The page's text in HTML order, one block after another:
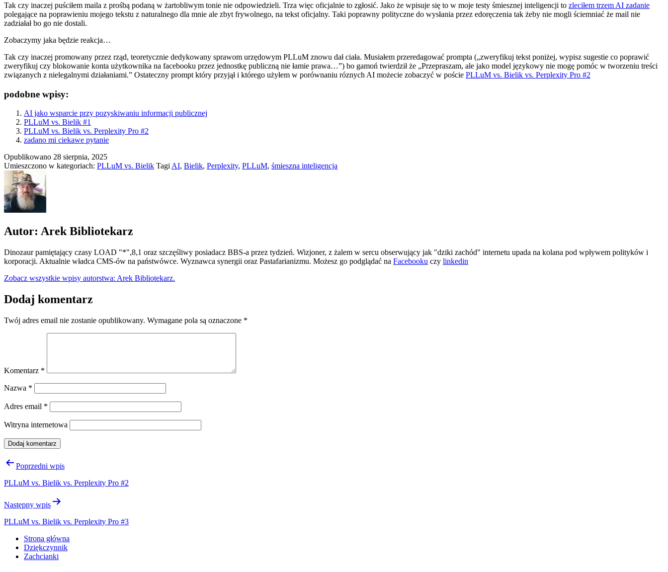
Tak czy inaczej puściłem maila z prośbą podaną w żartobliwym tonie nie odpowiedzieli. Trza więc oficjalnie to zgłosić. Jako że wpisuje się to w moje testy śmiesznej inteligencji to zleciłem trzem AI zadanie
polegające na poprawieniu mojego tekstu z naturalnego dla mnie ale zbyt frywolnego, na tekst oficjalny. Taki poprawny polityczne do wysłania przez edoręczenia tak żeby nie mogli ściemniać że mail nie
zadziałał bo go nie dostali.
Zobaczymy jaka będzie reakcja…
Tak czy inaczej promowany przez rząd, teoretycznie dedykowany sprawom urzędowym PLLuM znowu dał ciała. Musiałem przeredagować prompta („zweryfikuj tekst poniżej, wypisz sugestie co poprawić
zweryfikuj czy blokowanie konta użytkownika na facebooku przez jednostkę publiczną nie łamie prawa…”) bo gamoń twierdził że „Przepraszam, ale jako model językowy nie mogę pomóc w tworzeniu treści
związanych z nielegalnymi działaniami.” Ostateczny prompt który przyjął i którego użyłem w porównaniu róznych AI możecie zobaczyć w poście PLLuM vs. Bielik vs. Perplexity Pro #2
podobne wpisy:
AI jako wsparcie przy pozyskiwaniu informacji publicznej
PLLuM vs. Bielik #1
PLLuM vs. Bielik vs. Perplexity Pro #2
zadano mi ciekawe pytanie
Opublikowano 28 sierpnia, 2025
Umieszczono w kategoriach: PLLuM vs. Bielik Tagi AI, Bielik, Perplexity, PLLuM, śmieszna inteligencja
Autor: Arek Bibliotekarz
Dinozaur pamiętający czasy LOAD "*",8,1 oraz szczęśliwy posiadacz BBS-a przez tydzień. Wizjoner, z żalem w sercu obserwujący jak "dziki zachód" internetu upada na kolana pod wpływem polityków i
korporacji. Aktualnie władca CMS-ów na państwówce. Wyznawca synergii oraz Pastafarianizmu. Możesz go podglądać na Facebooku czy linkedin
Zobacz wszystkie wpisy autorstwa: Arek Bibliotekarz.
Dodaj komentarz
Twój adres email nie zostanie opublikowany. Wymagane pola są oznaczone *
Komentarz *
Nazwa *
Adres email *
Witryna internetowa
Nawigacja
Poprzedni wpis
PLLuM vs. Bielik vs. Perplexity Pro #2
Następny wpis
PLLuM vs. Bielik vs. Perplexity Pro #3
Strona główna
Dziękczynnik
Zachcianki